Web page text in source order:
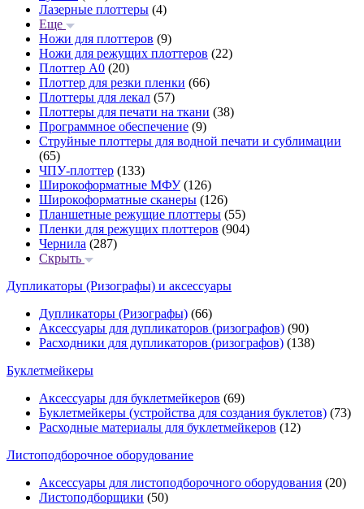
Лазерные плоттеры (4)
Еще
Ножи для плоттеров (9)
Ножи для режущих плоттеров (22)
Плоттер А0 (20)
Плоттер для резки пленки (66)
Плоттеры для лекал (57)
Плоттеры для печати на ткани (38)
Программное обеспечение (9)
Струйные плоттеры для водной печати и сублимации
(65)
ЧПУ-плоттер (133)
Широкоформатные МФУ(126)
Широкоформатные сканеры (126)
Планшетные режущие плоттеры (55)
Пленки для режущих плоттеров (904)
Чернила (287)
Скрыть
Дупликаторы (Ризографы) и аксессуары
Дупликаторы (Ризографы) (66)
Аксессуары для дупликаторов (ризографов) (90)
Расходники для дупликаторов (ризографов) (138)
Буклетмейкеры
Аксессуары для буклетмейкеров (69)
Буклетмейкеры (устройства для создания буклетов) (73)
Расходные материалы для буклетмейкеров (12)
Листоподборочное оборудование
Аксессуары для листоподборочного оборудования (20)
Листоподборщики (50)